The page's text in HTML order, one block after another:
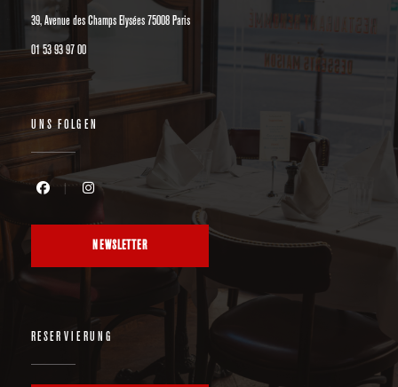
39, Avenue des Champs Elysées 75008 Paris((öffnet ein neues Fenster))
01 53 93 97 00
UNS FOLGEN
Facebook ((öffnet ein neues Fenster))
Instagram ((öffnet ein neues Fenster))
NEWSLETTER
RESERVIERUNG